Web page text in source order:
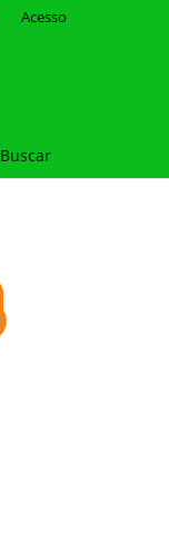
Buscar
Acesso